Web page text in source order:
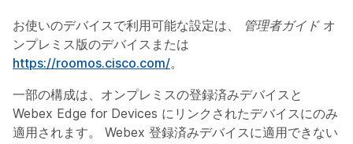
お使いのデバイスで利用可能な設定は、 管理者ガイドオ
ンプレミス版のデバイスまたは
https://roomos.cisco.com/。
一部の構成は、オンプレミスの登録済みデバイスと
Webex Edge for Devices にリンクされたデバイスにのみ
適用されます。 Webex 登録済みデバイスに適用できない